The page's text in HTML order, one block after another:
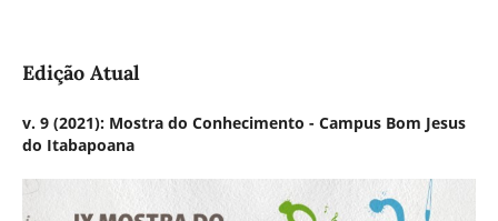
Edição Atual
v. 9 (2021): Mostra do Conhecimento - Campus Bom Jesus
do Itabapoana